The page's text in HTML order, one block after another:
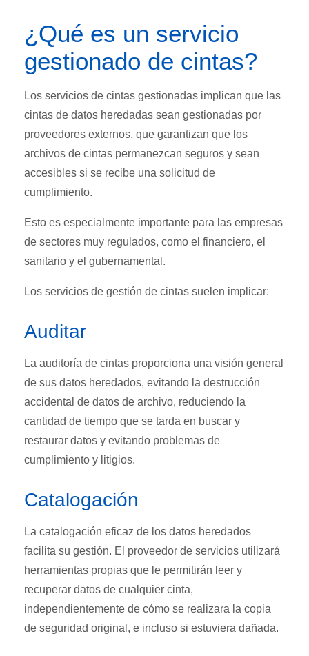
¿Qué es un servicio
gestionado de cintas?
Los servicios de cintas gestionadas implican que las
cintas de datos heredadas sean gestionadas por
proveedores externos, que garantizan que los
archivos de cintas permanezcan seguros y sean
accesibles si se recibe una solicitud de
cumplimiento.
Esto es especialmente importante para las empresas
de sectores muy regulados, como el financiero, el
sanitario y el gubernamental.
Los servicios de gestión de cintas suelen implicar:
Auditar
La auditoría de cintas proporciona una visión general
de sus datos heredados, evitando la destrucción
accidental de datos de archivo, reduciendo la
cantidad de tiempo que se tarda en buscar y
restaurar datos y evitando problemas de
cumplimiento y litigios.
Catalogación
La catalogación eficaz de los datos heredados
facilita su gestión. El proveedor de servicios utilizará
herramientas propias que le permitirán leer y
recuperar datos de cualquier cinta,
independientemente de cómo se realizara la copia
de seguridad original, e incluso si estuviera dañada.